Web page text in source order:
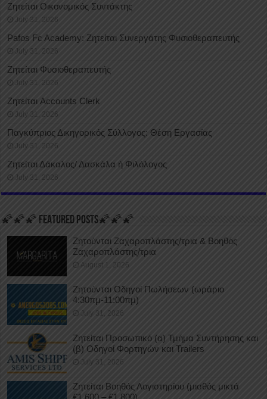
Ζητείται Οικονομικός Συντάκτης
July 31, 2026
Pafos Fc Academy: Ζητείται Συνεργάτης Φυσιοθεραπευτής
July 31, 2026
Ζητείται Φυσιοθεραπευτής
July 31, 2026
Ζητείται Accounts Clerk
July 31, 2026
Παγκύπριος Δικηγορικός Σύλλογος: Θέση Εργασίας
July 31, 2026
Ζητείται Δάκαλος/ Δασκάλα ή Φιλόλογος
July 31, 2026
🌠🌠🌠 FEATURED POSTS🌠🌠🌠
Ζητούνται Ζαχαροπλάστης/τρια & Βοηθός
Ζαχαροπλάστης/τρια
August 1, 2026
Ζητούνται Οδηγοί Πωλήσεων (ωράριο
4:30πμ-11:00πμ)
July 31, 2026
Ζητείται Προσωπικό (α) Τμήμα Συντήρησης και
(β) Οδηγοί Φορτηγών και Trailers
July 31, 2026
Ζητείται Βοηθός Λογιστηρίου (μισθός μικτά
€1.600 – €1.800)